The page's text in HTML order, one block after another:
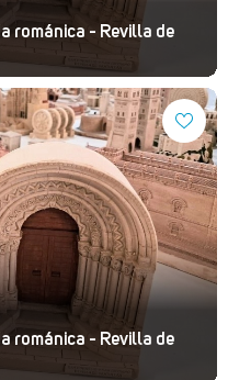
románica - Revilla de
románica - Revilla de